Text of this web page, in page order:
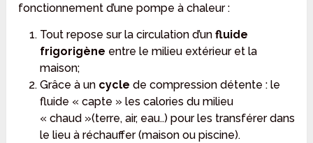
fonctionnement d’une pompe à chaleur :
Tout repose sur la circulation d’un fluide
frigorigène entre le milieu extérieur et la
maison;
Grâce à un cycle de compression détente : le
fluide « capte » les calories du milieu
« chaud »(terre, air, eau..) pour les transférer dans
le lieu à réchauffer (maison ou piscine).